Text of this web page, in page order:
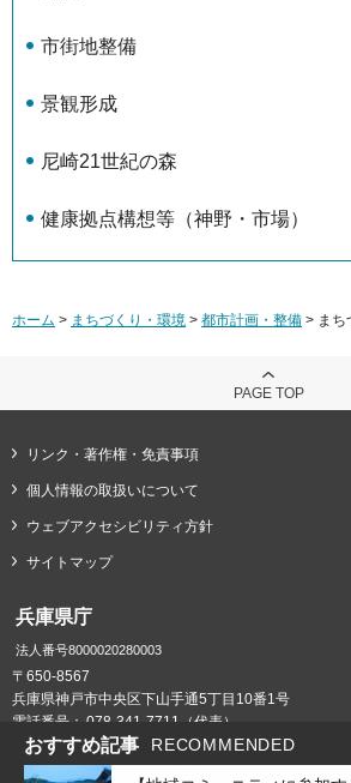
おすすめ記事 RECOMMENDED
市街地整備
景観形成
尼崎21世紀の森
健康拠点構想等（神野・市場）
ホーム > まちづくり・環境 > 都市計画・整備 > まち
PAGE TOP
リンク・著作権・免責事項
個人情報の取扱いについて
ウェブアクセシビリティ方針
サイトマップ
兵庫県庁
法人番号8000020280003
〒650-8567
兵庫県神戸市中央区下山手通5丁目10番1号
電話番号： 078-341-7711（代表）
県庁までの交通案内